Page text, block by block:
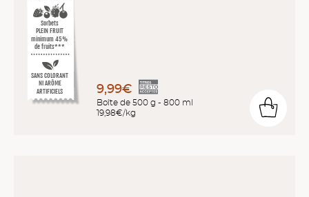
SANS COLORANT
NI ARÔME
ARTIFICIELS
Sorbets
PLEIN FRUIT
minimum 45%
de fruits***
9,99€
Boîte de 500 g - 800 ml
19,98€/kg